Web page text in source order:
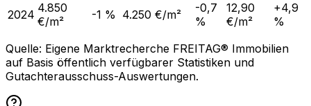
2024 4.850
€/m²
-1 % 4.250 €/m²
-0,7
%
12,90
€/m²
+4,9
%
Quelle: Eigene Marktrecherche FREITAG® Immobilien
auf Basis öffentlich verfügbarer Statistiken und
Gutachterausschuss-Auswertungen.